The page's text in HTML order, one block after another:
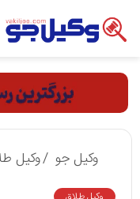
وکیل جو /وکیل